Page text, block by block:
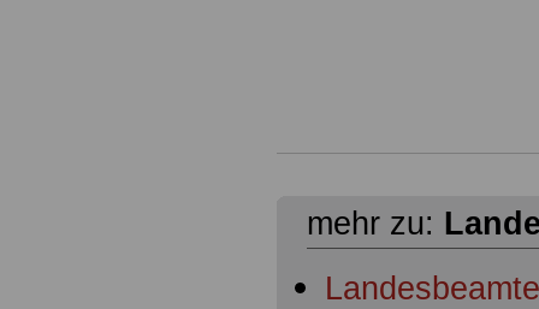
mehr zu: